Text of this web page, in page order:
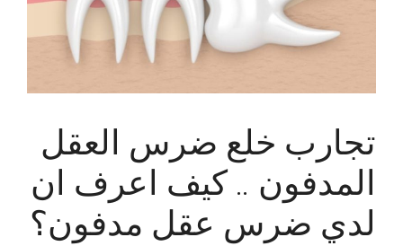
تجارب خلع ضرس العقل
المدفون .. كيف اعرف ان
لدي ضرس عقل مدفون؟